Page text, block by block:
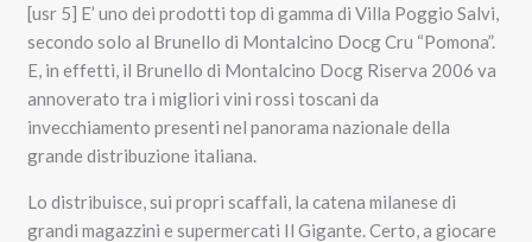
[usr 5] E’ uno dei prodotti top di gamma di Villa Poggio Salvi,
secondo solo al Brunello di Montalcino Docg Cru “Pomona”.
E, in effetti, il Brunello di Montalcino Docg Riserva 2006 va
annoverato tra i migliori vini rossi toscani da
invecchiamento presenti nel panorama nazionale della
grande distribuzione italiana.
Lo distribuisce, sui propri scaffali, la catena milanese di
grandi magazzini e supermercati Il Gigante. Certo, a giocare